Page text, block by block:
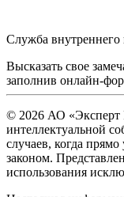
Служба внутреннего
Высказать свое
заполнив онлайн-
© 2026 АО «Эксперт
интеллектуальной
случаев, когда
законом.
использования